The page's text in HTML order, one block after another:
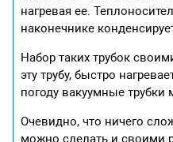
нагревая ее.
наконечнике
Набор таких трубок
эту трубу, быстро
погоду вакуумные трубки
Очевидно, что ничего
можно сделать и своими